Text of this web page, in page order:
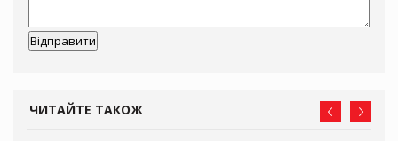
ЧИТАЙТЕ ТАКОЖ